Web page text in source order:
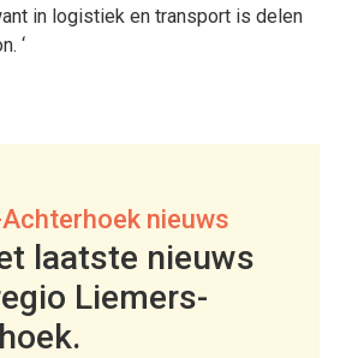
in logistiek en transport is delen
‘
nieuws
laatste nieuws
Liemers-